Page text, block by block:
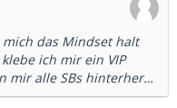
das Mindset halt
ich mir ein VIP
mir alle SBs hinterher…